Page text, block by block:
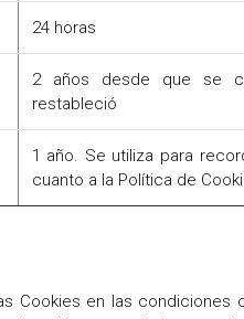
24 horas
2 años desde que se
restableció
1 año. Se utiliza para
cuanto a la Política de
Cookies en las condiciones